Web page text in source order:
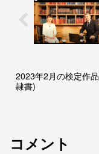
2023年2月の検定作品
隷書)
コメント